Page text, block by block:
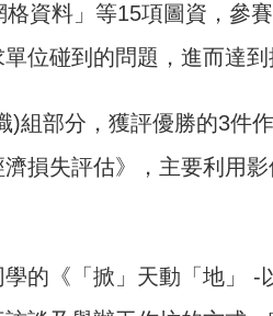
格資料」等15項圖資，參
位碰到的問題，進而達
)組部分，獲評優勝的3件
損失評估》，主要利用
的《「掀」天動「地」